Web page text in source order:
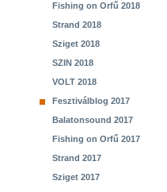
Fishing on Orfű 2018
Strand 2018
Sziget 2018
SZIN 2018
VOLT 2018
Fesztiválblog 2017
Balatonsound 2017
Fishing on Orfű 2017
Strand 2017
Sziget 2017